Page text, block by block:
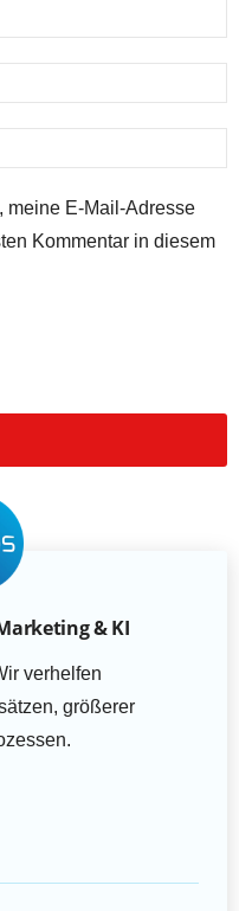
meine E-Mail-Adresse
Kommentar in diesem
& KI
verhelfen
größerer